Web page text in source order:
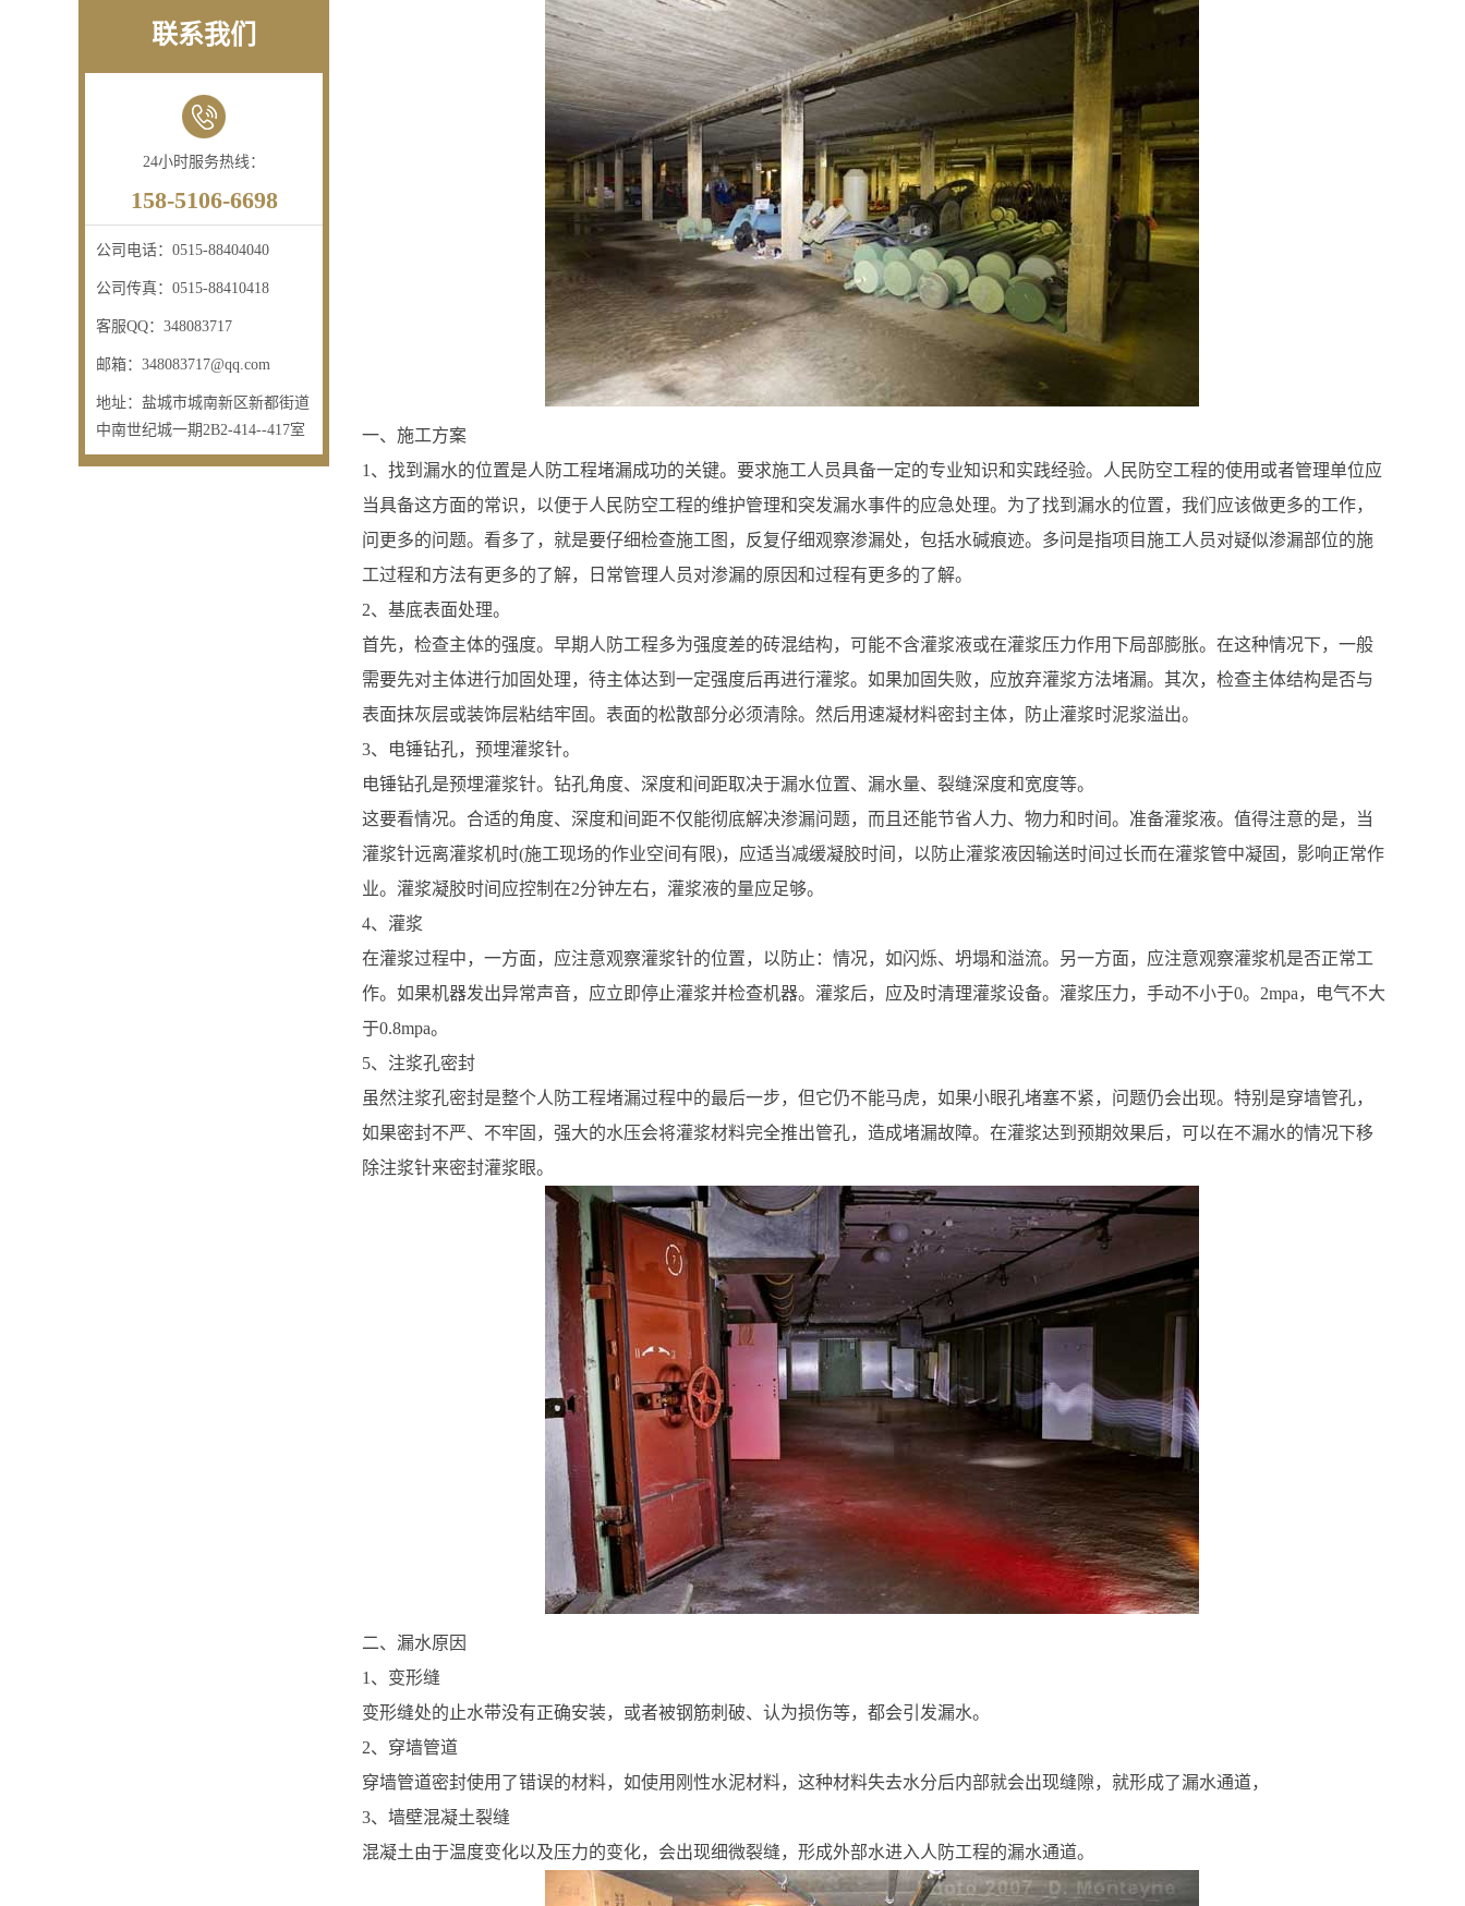
联系我们
24小时服务热线：
158-5106-6698
公司电话： 0515-88404040
公司传真： 0515-88410418
客服QQ： 348083717
邮箱： 348083717@qq.com
地址： 盐城市城南新区新都街道
中南世纪城一期2B2-414--417室
一、施工方案
1、找到漏水的位置是人防工程堵漏成功的关键。要求施工人员具备一定的专业知识和实践经验。人民防空工程的使用或者管理单位应
当具备这方面的常识，以便于人民防空工程的维护管理和突发漏水事件的应急处理。为了找到漏水的位置，我们应该做更多的工作，
问更多的问题。看多了，就是要仔细检查施工图，反复仔细观察渗漏处，包括水碱痕迹。多问是指项目施工人员对疑似渗漏部位的施
工过程和方法有更多的了解，日常管理人员对渗漏的原因和过程有更多的了解。
2、基底表面处理。
首先，检查主体的强度。早期人防工程多为强度差的砖混结构，可能不含灌浆液或在灌浆压力作用下局部膨胀。在这种情况下，一般
需要先对主体进行加固处理，待主体达到一定强度后再进行灌浆。如果加固失败，应放弃灌浆方法堵漏。其次，检查主体结构是否与
表面抹灰层或装饰层粘结牢固。表面的松散部分必须清除。然后用速凝材料密封主体，防止灌浆时泥浆溢出。
3、电锤钻孔，预埋灌浆针。
电锤钻孔是预埋灌浆针。钻孔角度、深度和间距取决于漏水位置、漏水量、裂缝深度和宽度等。
这要看情况。合适的角度、深度和间距不仅能彻底解决渗漏问题，而且还能节省人力、物力和时间。准备灌浆液。值得注意的是，当
灌浆针远离灌浆机时(施工现场的作业空间有限)，应适当减缓凝胶时间，以防止灌浆液因输送时间过长而在灌浆管中凝固，影响正常作
业。灌浆凝胶时间应控制在2分钟左右，灌浆液的量应足够。
4、灌浆
在灌浆过程中，一方面，应注意观察灌浆针的位置，以防止：情况，如闪烁、坍塌和溢流。另一方面，应注意观察灌浆机是否正常工
作。如果机器发出异常声音，应立即停止灌浆并检查机器。灌浆后，应及时清理灌浆设备。灌浆压力，手动不小于0。2mpa，电气不大
于0.8mpa。
5、注浆孔密封
虽然注浆孔密封是整个人防工程堵漏过程中的最后一步，但它仍不能马虎，如果小眼孔堵塞不紧，问题仍会出现。特别是穿墙管孔，
如果密封不严、不牢固，强大的水压会将灌浆材料完全推出管孔，造成堵漏故障。在灌浆达到预期效果后，可以在不漏水的情况下移
除注浆针来密封灌浆眼。
二、漏水原因
1、变形缝
变形缝处的止水带没有正确安装，或者被钢筋刺破、认为损伤等，都会引发漏水。
2、穿墙管道
穿墙管道密封使用了错误的材料，如使用刚性水泥材料，这种材料失去水分后内部就会出现缝隙，就形成了漏水通道，
3、墙壁混凝土裂缝
混凝土由于温度变化以及压力的变化，会出现细微裂缝，形成外部水进入人防工程的漏水通道。